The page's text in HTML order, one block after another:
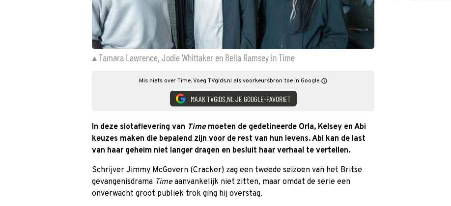
Tamara Lawrence, Jodie Whittaker en Bella Ramsey in Time
Mis niets over Time. Voeg TVgids.nl als voorkeursbron toe in Google.
MAAK TVGIDS.NL JE GOOGLE-FAVORIET
In deze slotaflevering van Timemoeten de gedetineerde Orla, Kelsey en Abi
keuzes maken die bepalend zijn voor de rest van hun levens. Abi kan de last
van haar geheim niet langer dragen en besluit haar verhaal te vertellen.
Schrijver Jimmy McGovern (Cracker) zag een tweede seizoen van het Britse
gevangenisdrama Timeaanvankelijk niet zitten, maar omdat de serie een
onverwacht groot publiek trok ging hij overstag.